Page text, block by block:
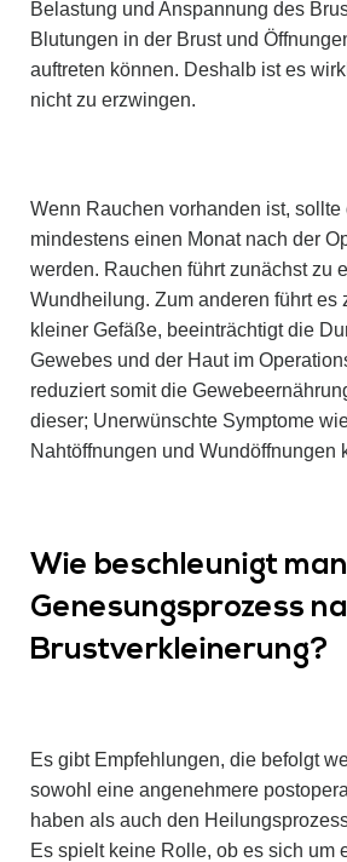
Belastung und Anspannung des
Blutungen in der Brust und
auftreten können. Deshalb ist es
nicht zu erzwingen.
Wenn Rauchen vorhanden ist, sollte
mindestens einen Monat nach der
werden. Rauchen führt zunächst zu
Wundheilung. Zum anderen führt es
kleiner Gefäße, beeinträchtigt die
Gewebes und der Haut im
reduziert somit die
dieser; Unerwünschte Symptome
Nahtöffnungen und Wundöffnungen
Wie beschleunigt
Genesungsprozess
Brustverkleinerung?
Es gibt Empfehlungen, die befolgt
sowohl eine angenehmere
haben als auch den
Es spielt keine Rolle, ob es sich um